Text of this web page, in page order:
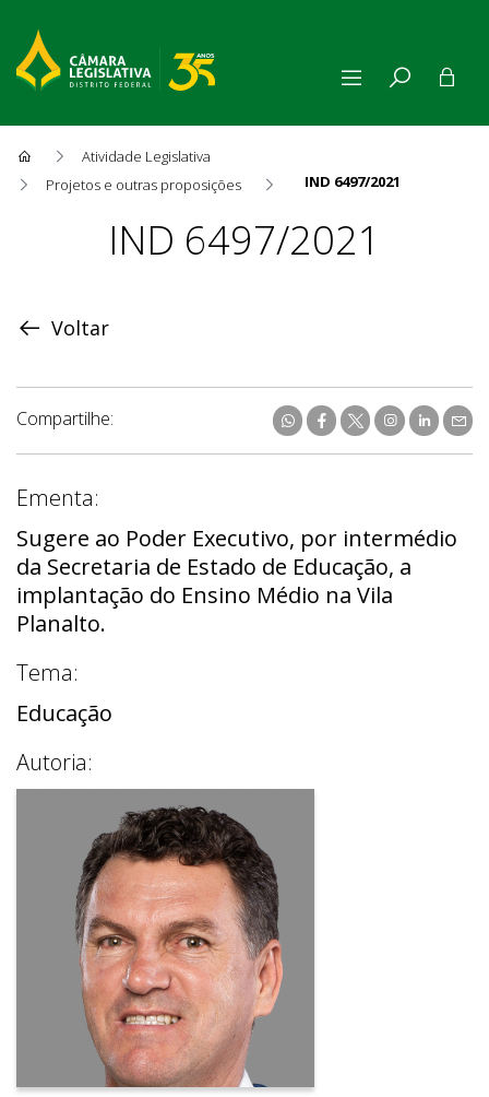
Atividade Legislativa
Projetos e outras proposições
IND 6497/2021
ProposiçãoIND 6497/2021
Voltar
Compartilhe:
Ementa:
Sugere ao Poder Executivo, por intermédio
da Secretaria de Estado de Educação, a
implantação do Ensino Médio na Vila
Planalto.
Tema:
Educação
Autoria: